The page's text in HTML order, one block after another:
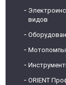
видов
Мотопомпы
ORIENT